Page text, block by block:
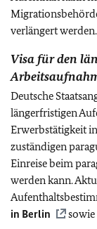
verlängert werden.
Visa für den
Deutsche
längerfristigen
Erwerbstätigkeit
zuständigen
Einreise beim
werden kann.
in Berlin
sowie